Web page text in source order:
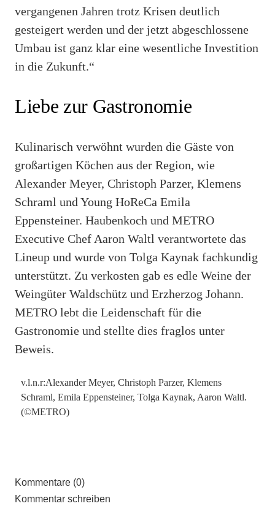
vergangenen Jahren trotz Krisen deutlich
gesteigert werden und der jetzt abgeschlossene
Umbau ist ganz klar eine wesentliche Investition
in die Zukunft.“
Liebe zur Gastronomie
Kulinarisch verwöhnt wurden die Gäste von
großartigen Köchen aus der Region, wie
Alexander Meyer, Christoph Parzer, Klemens
Schraml und Young HoReCa Emila
Eppensteiner. Haubenkoch und METRO
Executive Chef Aaron Waltl verantwortete das
Lineup und wurde von Tolga Kaynak fachkundig
unterstützt. Zu verkosten gab es edle Weine der
Weingüter Waldschütz und Erzherzog Johann.
METRO lebt die Leidenschaft für die
Gastronomie und stellte dies fraglos unter
Beweis.
v.l.n.r:Alexander Meyer, Christoph Parzer, Klemens
Schraml, Emila Eppensteiner, Tolga Kaynak, Aaron Waltl.
(©METRO)
Kommentare (0)
Kommentar schreiben